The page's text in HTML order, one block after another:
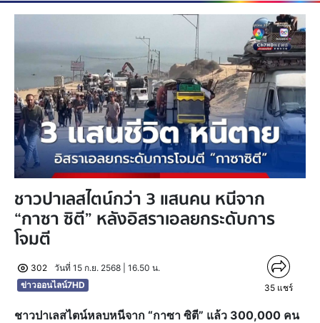
ชาวปาเลสไตน์กว่า 3 แสนคน หนีจาก
“กาซา ซิตี” หลังอิสราเอลยกระดับการ
โจมตี
302
วันที่ 15 ก.ย. 2568 | 16.50 น.
ข่าวออนไลน์7HD
35 แชร์
ชาวปาเลสไตน์หลบหนีจาก “กาซา ซิตี” แล้ว 300,000 คน